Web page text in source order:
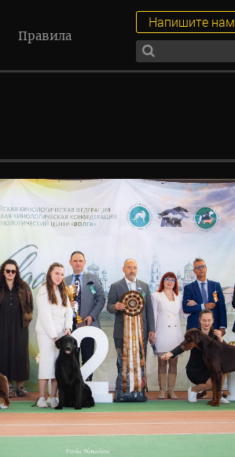
Правила
Напишите нам